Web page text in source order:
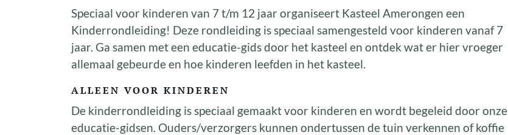
Speciaal voor kinderen van 7 t/m 12 jaar organiseert Kasteel Amerongen een
Kinderrondleiding! Deze rondleiding is speciaal samengesteld voor kinderen vanaf 7
jaar. Ga samen met een educatie-gids door het kasteel en ontdek wat er hier vroeger
allemaal gebeurde en hoe kinderen leefden in het kasteel.
ALLEEN VOOR KINDEREN
De kinderrondleiding is speciaal gemaakt voor kinderen en wordt begeleid door onze
educatie-gidsen. Ouders/verzorgers kunnen ondertussen de tuin verkennen of koffie